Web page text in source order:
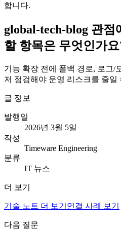
합니다.
global-tech-blog 관점
할 항목은 무엇인가요
기능 확장 전에 폴백 경로, 로그/
저 점검해야 운영 리스크를 줄일
글 정보
발행일
2026년 3월 5일
작성
Timeware Engineering
분류
IT 뉴스
더 보기
기술 노트 더 보기 연결 사례 보기
다음 질문